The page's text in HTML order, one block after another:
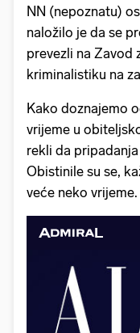
NN (nepoznatu)
naložilo je da se
prevezli na Zavod
kriminalistiku na
Kako doznajemo
vrijeme u
rekli da
Obistinile su se,
veće neko vrijeme.